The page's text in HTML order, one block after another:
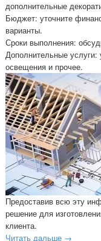
дополнительные
Бюджет: уточните
варианты.
Сроки выполнения:
Дополнительные услуги:
освещения и прочее.
Предоставив всю эту
решение для
клиента.
Читать дальше →